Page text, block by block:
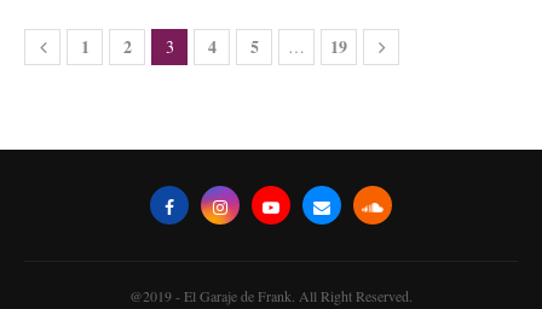
1 2 3 4 5 … 19
@2019 - El Garaje de Frank. All Right Reserved.